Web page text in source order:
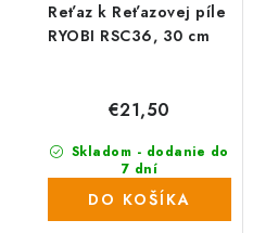
Reťaz k Reťazovej píle
RYOBI RSC36, 30 cm
Skladom - dodanie do
7 dní
(>1000 ks)
€21,50
DO KOŠÍKA